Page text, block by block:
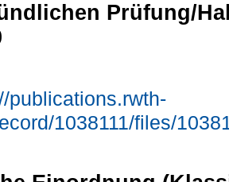
Prüfung/
publications.rwth-
1038111/files/